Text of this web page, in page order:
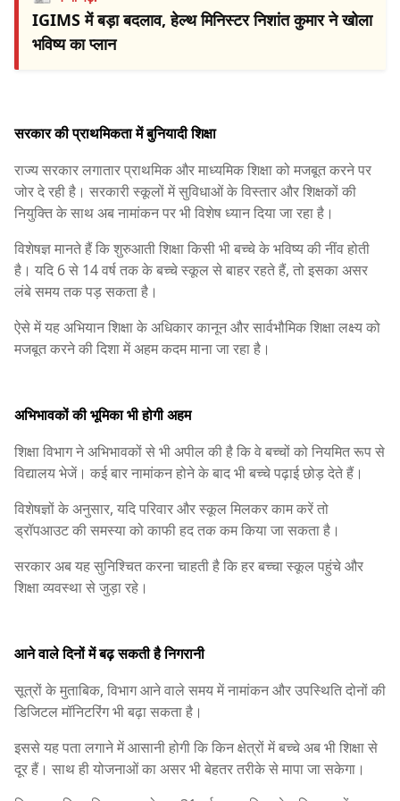
IGIMS में बड़ा बदलाव, हेल्थ मिनिस्टर निशांत कुमार ने खोला
भविष्य का प्लान
सरकार की प्राथमिकता में बुनियादी शिक्षा
राज्य सरकार लगातार प्राथमिक और माध्यमिक शिक्षा को मजबूत करने पर
जोर दे रही है। सरकारी स्कूलों में सुविधाओं के विस्तार और शिक्षकों की
नियुक्ति के साथ अब नामांकन पर भी विशेष ध्यान दिया जा रहा है।
विशेषज्ञ मानते हैं कि शुरुआती शिक्षा किसी भी बच्चे के भविष्य की नींव होती
है। यदि 6 से 14 वर्ष तक के बच्चे स्कूल से बाहर रहते हैं, तो इसका असर
लंबे समय तक पड़ सकता है।
ऐसे में यह अभियान शिक्षा के अधिकार कानून और सार्वभौमिक शिक्षा लक्ष्य को
मजबूत करने की दिशा में अहम कदम माना जा रहा है।
अभिभावकों की भूमिका भी होगी अहम
शिक्षा विभाग ने अभिभावकों से भी अपील की है कि वे बच्चों को नियमित रूप से
विद्यालय भेजें। कई बार नामांकन होने के बाद भी बच्चे पढ़ाई छोड़ देते हैं।
विशेषज्ञों के अनुसार, यदि परिवार और स्कूल मिलकर काम करें तो
ड्रॉपआउट की समस्या को काफी हद तक कम किया जा सकता है।
सरकार अब यह सुनिश्चित करना चाहती है कि हर बच्चा स्कूल पहुंचे और
शिक्षा व्यवस्था से जुड़ा रहे।
आने वाले दिनों में बढ़ सकती है निगरानी
सूत्रों के मुताबिक, विभाग आने वाले समय में नामांकन और उपस्थिति दोनों की
डिजिटल मॉनिटरिंग भी बढ़ा सकता है।
इससे यह पता लगाने में आसानी होगी कि किन क्षेत्रों में बच्चे अब भी शिक्षा से
दूर हैं। साथ ही योजनाओं का असर भी बेहतर तरीके से मापा जा सकेगा।